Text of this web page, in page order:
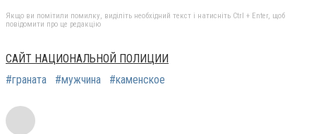
Якщо ви помітили помилку, виділіть необхідний текст і натисніть Ctrl + Enter, щоб
повідомити про це редакцію
САЙТ НАЦИОНАЛЬНОЙ ПОЛИЦИИ
#граната
#мужчина #каменское